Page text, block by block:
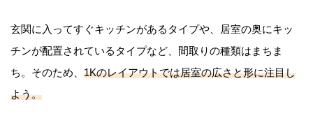
玄関に入ってすぐキッチンがあるタイプや、居室の奥にキッ
チンが配置されているタイプなど、間取りの種類はまちま
ち。そのため、 1Kのレイアウトでは居室の広さと形に注目し
よう。